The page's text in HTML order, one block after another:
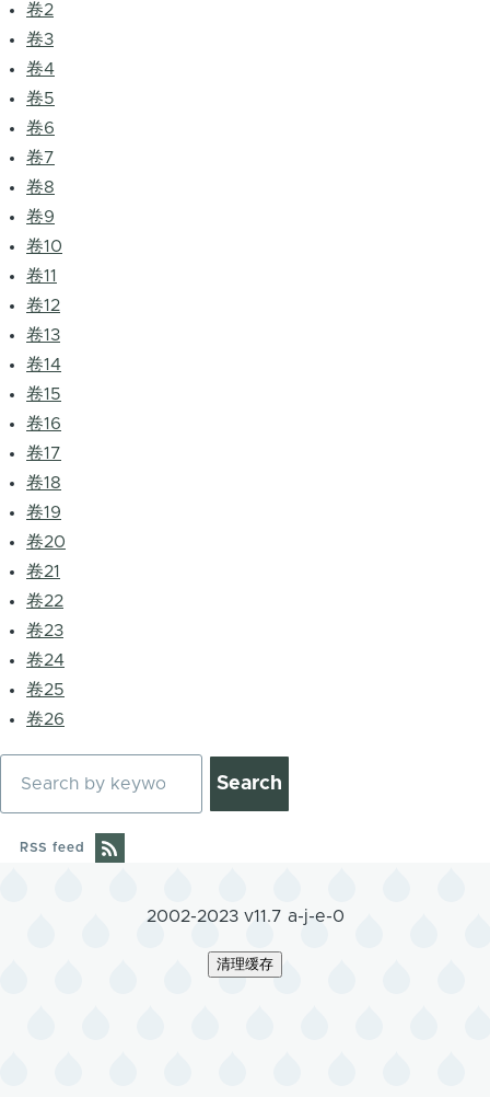
卷2
卷3
卷4
卷5
卷6
卷7
卷8
卷9
卷10
卷11
卷12
卷13
卷14
卷15
卷16
卷17
卷18
卷19
卷20
卷21
卷22
卷23
卷24
卷25
卷26
RSS feed
2002-2023 v11.7 a-j-e-0